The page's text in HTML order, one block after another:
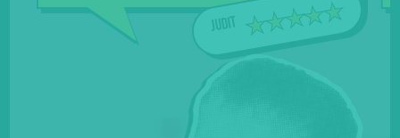
Judit